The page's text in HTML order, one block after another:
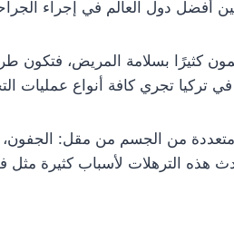
أفضل دول العالم في إجراء
كثيرًا بسلامة المريض، فتكون
تركيا تجري كافة أنواع عمليات
من الجسم من مقل: الجفون،
هذه الترهلات لأسباب كثيرة